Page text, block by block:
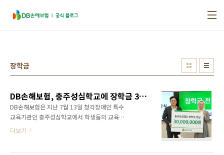
장학금
DB손해보험, 충주성심학교에 장학금 3천만원 전달
DB손해보험은 지난 7월 13일 청각장애인 특수
교육기관인 충주성심학교에서 학생들의 교육환
경 지원을 위해 장학금 3천만원을 전달했습니다.
더보기